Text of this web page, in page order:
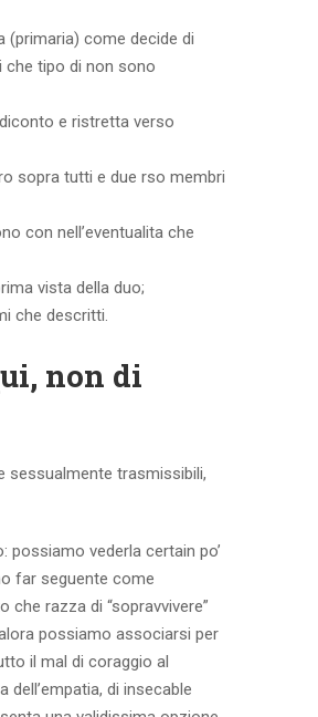
(primaria) come decide di
che tipo di non sono
e ristretta verso
sopra tutti e due rso membri
con nell’eventualita che
vista della duo;
che descritti.
non di
sessualmente trasmissibili,
vederla certain po’
far seguente come
razza di “sopravvivere”
possiamo associarsi per
il mal di coraggio al
di insecable